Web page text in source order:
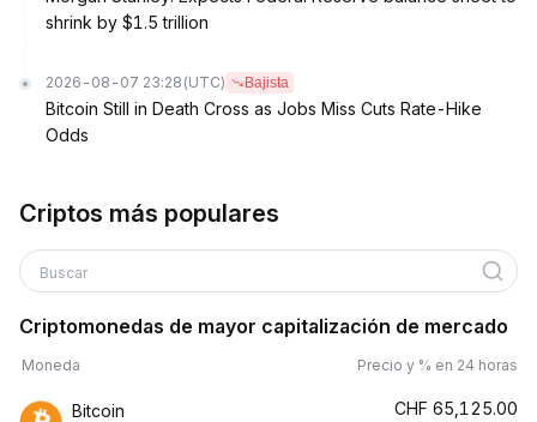
shrink by $1.5 trillion
2026-08-07 23:28 (UTC) Bajista
Bitcoin Still in Death Cross as Jobs Miss Cuts Rate-Hike
Odds
Criptos más populares
Buscar
Criptomonedas de mayor capitalización de mercado
Moneda Precio y % en 24 horas
Bitcoin CHF 65,125.00